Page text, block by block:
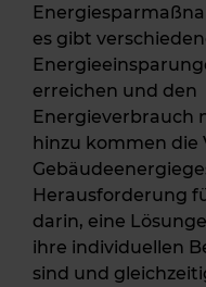
es gibt
erreichen und den
Energieverbrauch
hinzu kommen die
Herausforderung
darin, eine
ihre individuellen
sind und